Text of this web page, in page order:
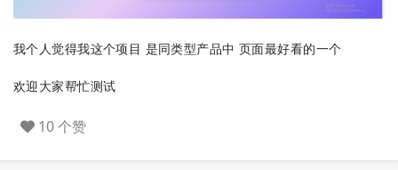
我个人觉得我这个项目 是同类型产品中 页面最好看的一个
欢迎大家帮忙测试
10 个赞